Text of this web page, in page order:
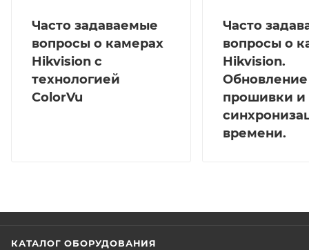
Часто задаваемые
вопросы о камерах
Hikvision с
технологией
ColorVu
Часто
вопросы о
Hikvision.
Обновление
прошивки и
времени.
КАТАЛОГ ОБОРУДОВАНИЯ